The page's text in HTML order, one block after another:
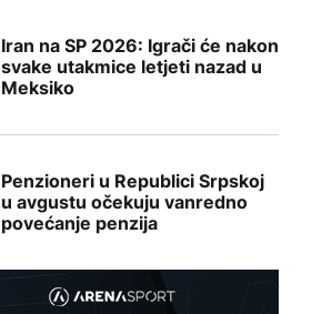
Iran na SP 2026: Igrači će nakon
svake utakmice letjeti nazad u
Meksiko
Penzioneri u Republici Srpskoj
u avgustu očekuju vanredno
povećanje penzija